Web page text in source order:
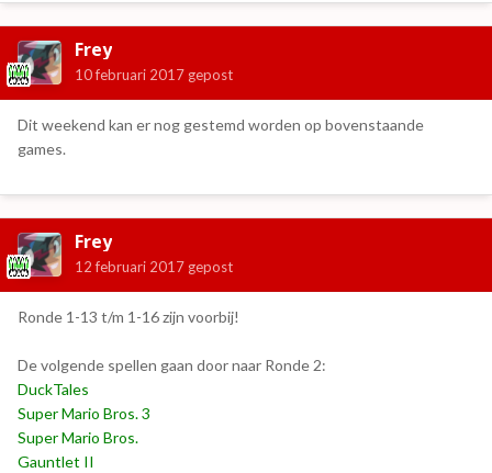
Frey
10 februari 2017 gepost
Dit weekend kan er nog gestemd worden op bovenstaande
games.
Frey
12 februari 2017 gepost
Ronde 1-13 t/m 1-16 zijn voorbij!
De volgende spellen gaan door naar Ronde 2:
DuckTales
Super Mario Bros. 3
Super Mario Bros.
Gauntlet II